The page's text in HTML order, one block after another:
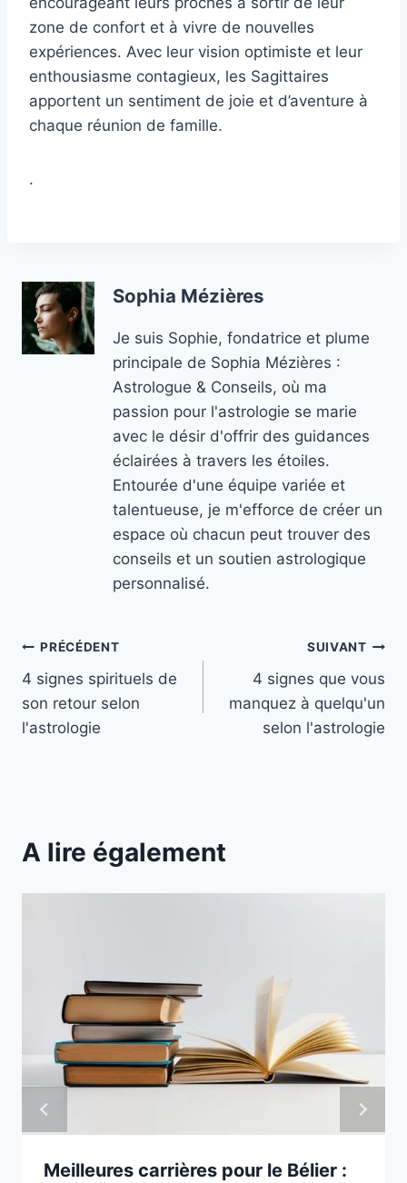
zone de confort et à vivre de nouvelles
expériences. Avec leur vision optimiste et leur
enthousiasme contagieux, les Sagittaires
apportent un sentiment de joie et d’aventure à
chaque réunion de famille.
.
Sophia Mézières
Je suis Sophie, fondatrice et plume
principale de Sophia Mézières :
Astrologue & Conseils, où ma
passion pour l'astrologie se marie
avec le désir d'offrir des guidances
éclairées à travers les étoiles.
Entourée d'une équipe variée et
talentueuse, je m'efforce de créer un
espace où chacun peut trouver des
conseils et un soutien astrologique
personnalisé.
Navigation
de
l’article
PRÉCÉDENT
4 signes spirituels de
son retour selon
l'astrologie
SUIVANT
4 signes que vous
manquez à quelqu'un
selon l'astrologie
A lire également
Meilleures carrières pour le Bélier :